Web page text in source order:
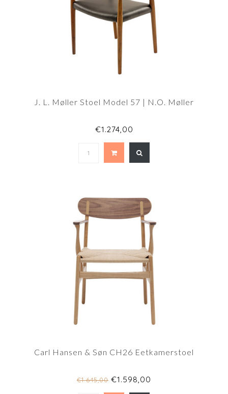
J. L. Møller Stoel Model 57 | N.O. Møller
€1.274,00
Carl Hansen & Søn CH26 Eetkamerstoel
€1.645,00 €1.598,00